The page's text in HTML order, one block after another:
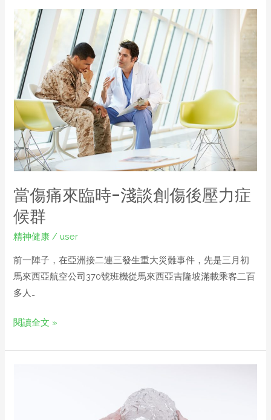
當傷痛來臨時-淺談創傷後壓力症
候群
精神健康 / user
前一陣子，在亞洲接二連三發生重大災難事件，先是三月初
馬來西亞航空公司370號班機從馬來西亞吉隆坡滿載乘客二百
多人…
閱讀全文 »